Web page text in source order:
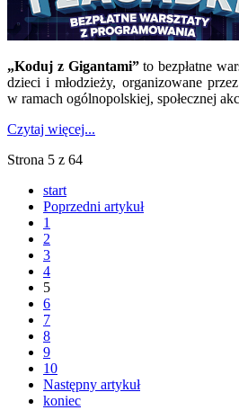
„Koduj z Gigantami”to bezpłatne
dzieci i młodzieży, organizowane
w ramach ogólnopolskiej, społecznej
Czytaj więcej...
Strona 5 z 64
start
Poprzedni artykuł
1
2
3
4
5
6
7
8
9
10
Następny artykuł
koniec